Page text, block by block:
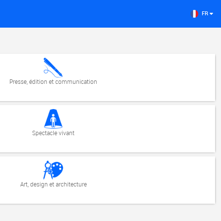
FR
Presse, édition et communication
Spectacle vivant
Art, design et architecture